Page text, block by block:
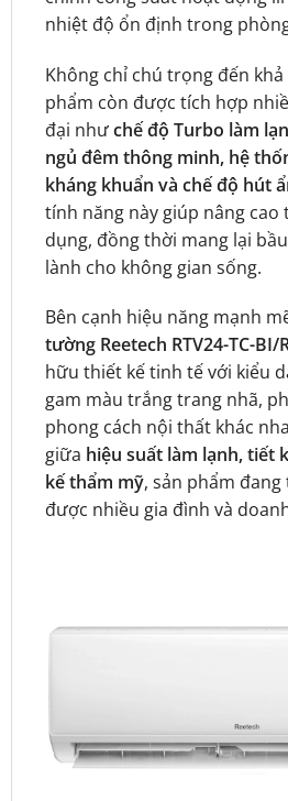
nhiệt độ ổn định trong
Không chỉ chú trọng đến
phẩm còn được tích hợp
đại nhưchế độ Turbo làm
ngủ đêm thông minh, hệ
kháng khuẩn và chế độ hút
tính năng này giúp nâng cao
dụng, đồng thời mang lại
lành cho không gian sống.
Bên cạnh hiệu năng mạnh
tường Reetech RTV24-TC-BI/
hữu thiết kế tinh tế với kiểu
gam màu trắng trang nhã,
phong cách nội thất khác
giữa hiệu suất làm lạnh, tiết
kế thẩm mỹ, sản phẩm
được nhiều gia đình và